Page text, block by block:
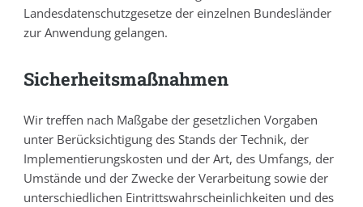
Landesdatenschutzgesetze der einzelnen Bundesländer
zur Anwendung gelangen.
Sicherheitsmaßnahmen
Wir treffen nach Maßgabe der gesetzlichen Vorgaben
unter Berücksichtigung des Stands der Technik, der
Implementierungskosten und der Art, des Umfangs, der
Umstände und der Zwecke der Verarbeitung sowie der
unterschiedlichen Eintrittswahrscheinlichkeiten und des